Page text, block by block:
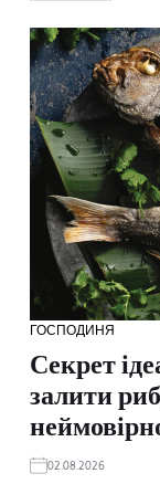
ГОСПОДИНЯ
Секрет
залити
02.08.2026